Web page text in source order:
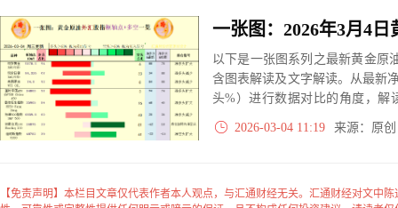
以下是一张图系列之最新黄金原
含图表解读及文字解读。从最新
头%）进行数据对比的角度，解
大、净多头减小、净空头无变
实际数据对比结果对应展示其中
2026-03-04 11:19 来源：原
【免责声明】本栏目文章仅代表作者本人观点，与汇通财经无关。汇通财经对文中